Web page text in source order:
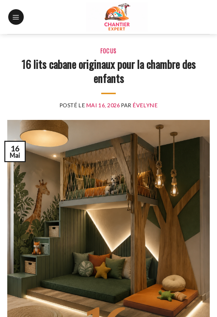
FOCUS
16 lits cabane originaux pour la chambre des
enfants
POSTÉ LE MAI 16, 2026 PARÉVELYNE
16
Mai